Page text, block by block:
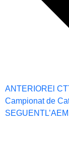
ANTERIOREl
Campionat de
SEGUENT